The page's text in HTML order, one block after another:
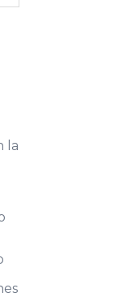
la